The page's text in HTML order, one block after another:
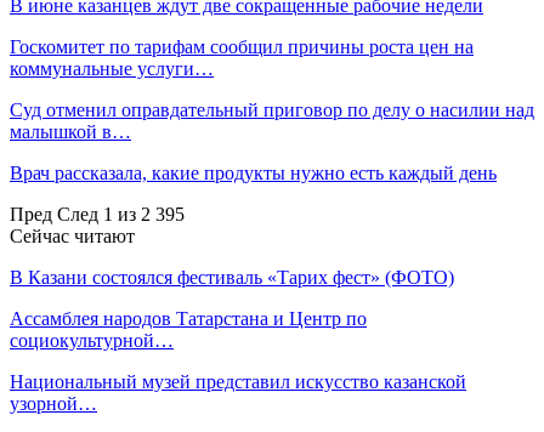
В июне казанцев ждут две сокращенные рабочие недели
Госкомитет по тарифам сообщил причины роста цен на
коммунальные услуги…
Суд отменил оправдательный приговор по делу о насилии над
малышкой в…
Врач рассказала, какие продукты нужно есть каждый день
Пред След 1 из 2 395
Сейчас читают
В Казани состоялся фестиваль «Тарих фест» (ФОТО)
Ассамблея народов Татарстана и Центр по
социокультурной…
Национальный музей представил искусство казанской
узорной…